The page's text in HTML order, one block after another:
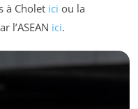
à Cholet ici ou la
l’ASEAN ici.